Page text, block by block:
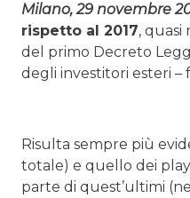
Milano, 29 novembre
rispetto al 2017, quasi
del primo Decreto
degli investitori esteri –
Risulta sempre più
totale) e quello dei
parte di quest’ultimi